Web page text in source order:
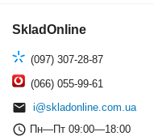
SkladOnline
(097) 307-28-87
(066) 055-99-61
i@skladonline.com.ua
Пн—Пт 09:00—18:00